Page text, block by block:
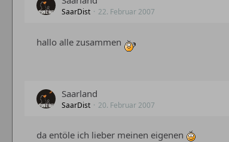
SaarDist 22. Februar 2007
hallo alle zusammen
Saarland
SaarDist 20. Februar 2007
da entöle ich lieber meinen eigenen